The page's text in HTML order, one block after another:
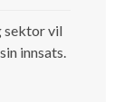
sektor vil
innsats.